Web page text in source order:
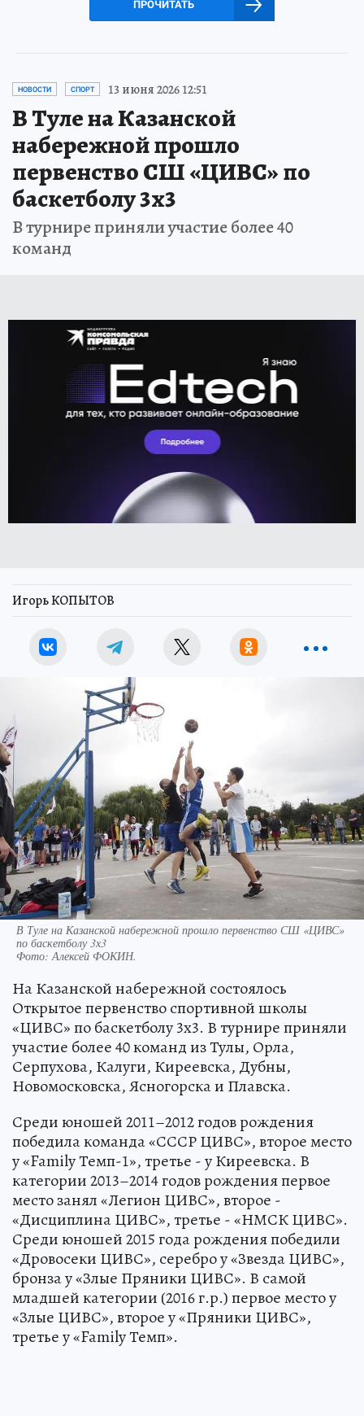
ПРОЧИТАТЬ
НОВОСТИ СПОРТ 13 июня 2026 12:51
В Туле на Казанской
набережной прошло
первенство СШ «ЦИВС» по
баскетболу 3х3
В турнире приняли участие более 40
команд
Игорь КОПЫТОВ
В Туле на Казанской набережной прошло первенство СШ «ЦИВС»
по баскетболу 3х3
Фото:Алексей ФОКИН.
На Казанской набережной состоялось
Открытое первенство спортивной школы
«ЦИВС» по баскетболу 3х3. В турнире приняли
участие более 40 команд из Тулы, Орла,
Серпухова, Калуги, Киреевска, Дубны,
Новомосковска, Ясногорска и Плавска.
Среди юношей 2011–2012 годов рождения
победила команда «СССР ЦИВС», второе место
у «Family Темп-1», третье - у Киреевска. В
категории 2013–2014 годов рождения первое
место занял «Легион ЦИВС», второе -
«Дисциплина ЦИВС», третье - «НМСК ЦИВС».
Среди юношей 2015 года рождения победили
«Дровосеки ЦИВС», серебро у «Звезда ЦИВС»,
бронза у «Злые Пряники ЦИВС». В самой
младшей категории (2016 г.р.) первое место у
«Злые ЦИВС», второе у «Пряники ЦИВС»,
третье у «Family Темп».